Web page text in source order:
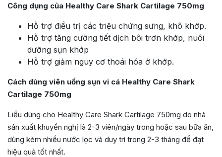
Công dụng của Healthy Care Shark Cartilage 750mg
Hỗ trợ điều trị các triệu chứng sưng, khô khớp.
Hỗ trợ tăng cường tiết dịch bôi trơn khớp, nuôi
dưỡng sụn khớp
Hỗ trợ giảm nguy cơ thoái hóa ở khớp.
Cách dùng viên uống sụn vi cá Healthy Care Shark
Cartilage 750mg
Liều dùng cho Healthy Care Shark Cartilage 750mg do nhà
sản xuất khuyến nghị là 2-3 viên/ngày trong hoặc sau bữa ăn,
dùng kèm nhiều nước lọc và duy trì trong 2-3 tháng để đạt
hiệu quả tốt nhất.